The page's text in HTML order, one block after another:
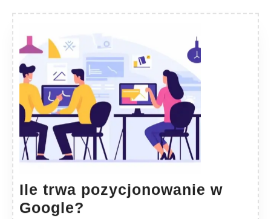
Ile trwa pozycjonowanie w
Google?